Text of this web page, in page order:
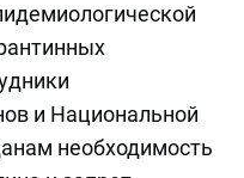
и Национальной
необходимость